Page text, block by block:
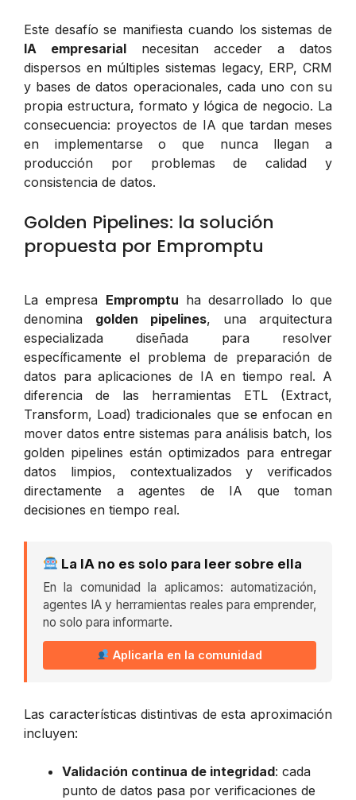
Este desafío se manifiesta cuando los sistemas de
IA empresarial necesitan acceder a datos
dispersos en múltiples sistemas legacy, ERP, CRM
y bases de datos operacionales, cada uno con su
propia estructura, formato y lógica de negocio. La
consecuencia: proyectos de IA que tardan meses
en implementarse o que nunca llegan a
producción por problemas de calidad y
consistencia de datos.
Golden Pipelines: la solución
propuesta por Empromptu
La empresa Empromptu ha desarrollado lo que
denomina golden pipelines, una arquitectura
especializada diseñada para resolver
específicamente el problema de preparación de
datos para aplicaciones de IA en tiempo real. A
diferencia de las herramientas ETL (Extract,
Transform, Load) tradicionales que se enfocan en
mover datos entre sistemas para análisis batch, los
golden pipelines están optimizados para entregar
datos limpios, contextualizados y verificados
directamente a agentes de IA que toman
decisiones en tiempo real.
La IA no es solo para leer sobre ella
En la comunidad la aplicamos: automatización,
agentes IA y herramientas reales para emprender,
no solo para informarte.
Aplicarla en la comunidad
Las características distintivas de esta aproximación
incluyen:
Validación continua de integridad: cada
punto de datos pasa por verificaciones de